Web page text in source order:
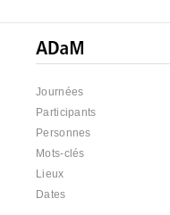
Journées
Participants
Personnes
Mots-clés
Lieux
Dates